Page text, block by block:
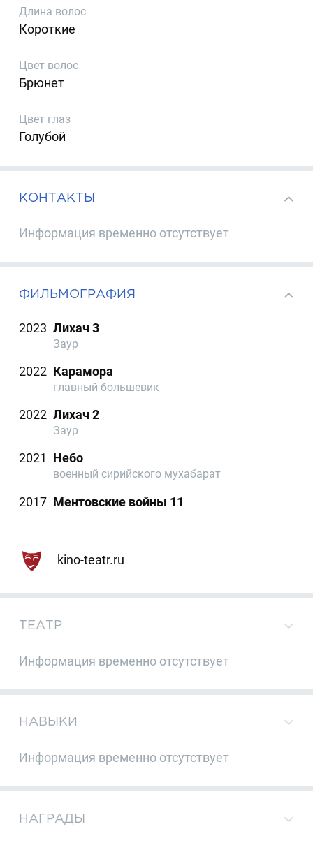
Длина волос
Короткие
Цвет волос
Брюнет
Цвет глаз
Голубой
КОНТАКТЫ
Информация временно отсутствует
ФИЛЬМОГРАФИЯ
2023 Лихач 3
Заур
2022 Карамора
главный большевик
2022 Лихач 2
Заур
2021 Небо
военный сирийского мухабарат
2017 Ментовские войны 11
kino-teatr.ru
ТЕАТР
Информация временно отсутствует
НАВЫКИ
Информация временно отсутствует
НАГРАДЫ